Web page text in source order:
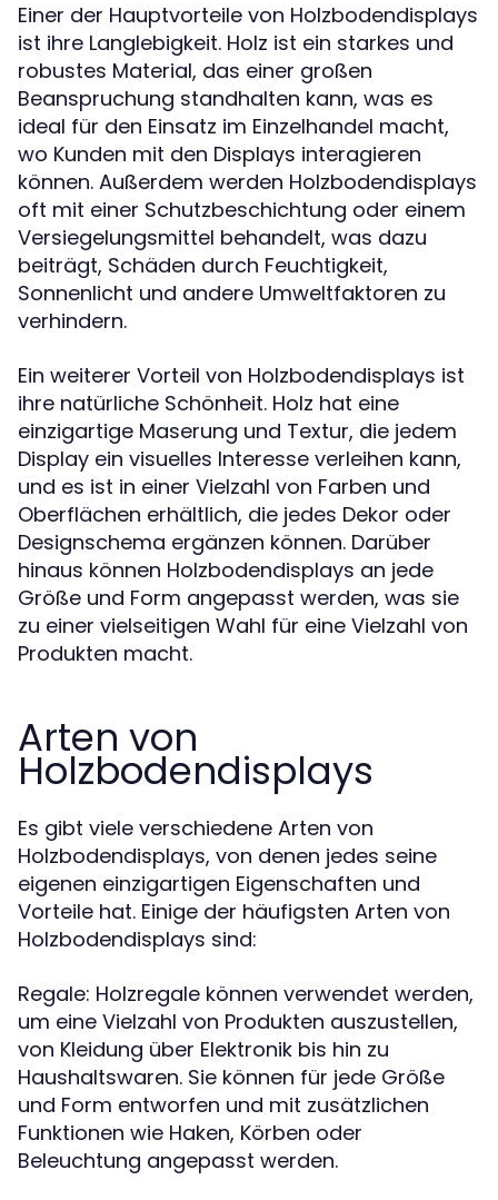
Einer der Hauptvorteile von Holzbodendisplays
ist ihre Langlebigkeit. Holz ist ein starkes und
robustes Material, das einer großen
Beanspruchung standhalten kann, was es
ideal für den Einsatz im Einzelhandel macht,
wo Kunden mit den Displays interagieren
können. Außerdem werden Holzbodendisplays
oft mit einer Schutzbeschichtung oder einem
Versiegelungsmittel behandelt, was dazu
beiträgt, Schäden durch Feuchtigkeit,
Sonnenlicht und andere Umweltfaktoren zu
verhindern.
Ein weiterer Vorteil von Holzbodendisplays ist
ihre natürliche Schönheit. Holz hat eine
einzigartige Maserung und Textur, die jedem
Display ein visuelles Interesse verleihen kann,
und es ist in einer Vielzahl von Farben und
Oberflächen erhältlich, die jedes Dekor oder
Designschema ergänzen können. Darüber
hinaus können Holzbodendisplays an jede
Größe und Form angepasst werden, was sie
zu einer vielseitigen Wahl für eine Vielzahl von
Produkten macht.
Arten von
Holzbodendisplays
Es gibt viele verschiedene Arten von
Holzbodendisplays, von denen jedes seine
eigenen einzigartigen Eigenschaften und
Vorteile hat. Einige der häufigsten Arten von
Holzbodendisplays sind:
Regale: Holzregale können verwendet werden,
um eine Vielzahl von Produkten auszustellen,
von Kleidung über Elektronik bis hin zu
Haushaltswaren. Sie können für jede Größe
und Form entworfen und mit zusätzlichen
Funktionen wie Haken, Körben oder
Beleuchtung angepasst werden.